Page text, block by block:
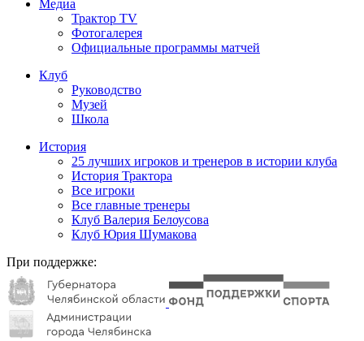
Медиа
Трактор TV
Фотогалерея
Официальные программы матчей
Клуб
Руководство
Музей
Школа
История
25 лучших игроков и тренеров в истории клуба
История Трактора
Все игроки
Все главные тренеры
Клуб Валерия Белоусова
Клуб Юрия Шумакова
При поддержке: